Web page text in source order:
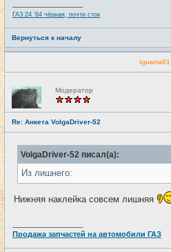
ГАЗ 24 '84 чёрная, почти сток
Вернуться к началу
iguana01
Н
е
с
е
Модератор
Re: Анкета VolgaDriver-52
VolgaDriver-52 писал(а):
Из лишнего:
Нижняя наклейка совсем лишняя
Продажа запчастей на автомобили ГАЗ